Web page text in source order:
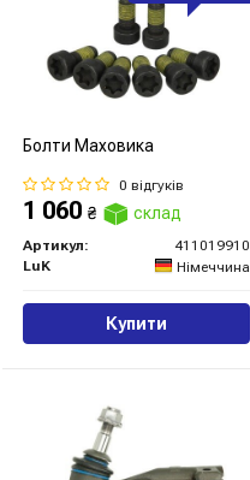
Болти Маховика
0 відгуків
1 060 ₴ склад
Артикул:
411019910
LuK
Німеччина
Купити